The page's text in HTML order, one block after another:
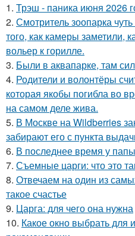
1. Трэш - паника июня 2026
2. Смотритель зоопарка
того, как камеры заметили,
вольер к горилле.
3. Были в аквапарке, там
4. Родители и волонтёры
которая якобы погибла во
на самом деле жива.
5. В Москве на Wildberries
забирают его с пункта
6. В последнее время у
7. Съемные царги: что это
8. Отвечаем на один из
такое счастье
9. Царга: для чего она нужна
10. Какое окно выбрать для